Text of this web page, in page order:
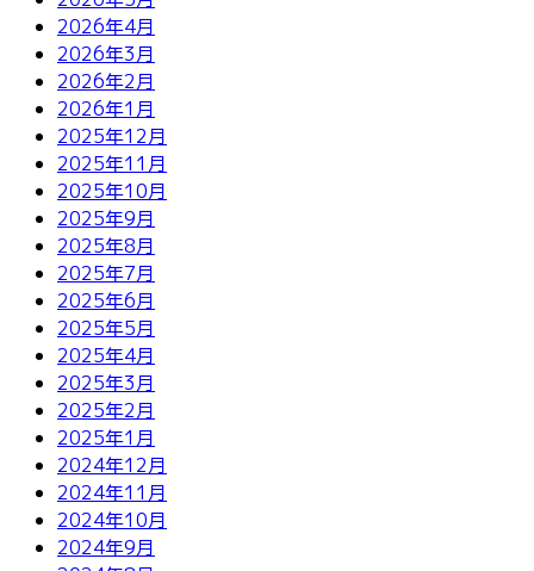
2026年4月
2026年3月
2026年2月
2026年1月
2025年12月
2025年11月
2025年10月
2025年9月
2025年8月
2025年7月
2025年6月
2025年5月
2025年4月
2025年3月
2025年2月
2025年1月
2024年12月
2024年11月
2024年10月
2024年9月